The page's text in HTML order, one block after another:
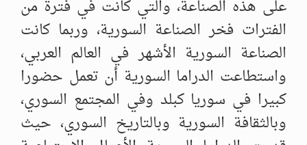
على هذه الصناعة، والتي كانت في فترة من
الفترات فخر الصناعة السورية، وربما كانت
الصناعة السورية الأشهر في العالم العربي،
واستطاعت الدراما السورية أن تعمل حضورا
كبيرا في سوريا كبلد وفي المجتمع السوري،
وبالثقافة السورية وبالتاريخ السوري، حيث